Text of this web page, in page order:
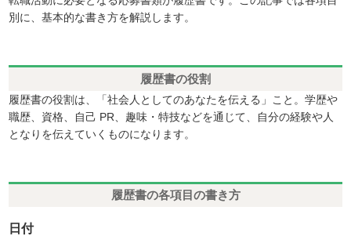
別に、基本的な書き方を解説します。
履歴書の役割
履歴書の役割は、「社会人としてのあなたを伝える」こと。学歴や
職歴、資格、自己 PR、趣味・特技などを通じて、自分の経験や人
となりを伝えていくものになります。
履歴書の各項目の書き方
日付